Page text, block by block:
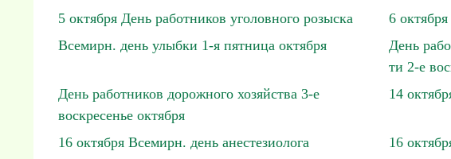
5 октября День работников уголовного розыска
6
Всемирн. день улыбки 1-я пятница октября
День
ти 2-е
День работников дорожного хозяйства 3-е
воскресенье октября
14
16 октября Всемирн. день анестезиолога
16